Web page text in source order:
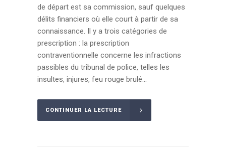
de départ est sa commission, sauf quelques
délits financiers où elle court à partir de sa
connaissance. Il y a trois catégories de
prescription : la prescription
contraventionnelle concerne les infractions
passibles du tribunal de police, telles les
insultes, injures, feu rouge brulé...
CONTINUER LA LECTURE